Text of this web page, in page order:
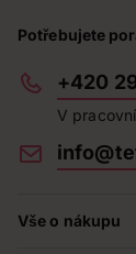
Potřebujete
+420
V
Vše o nákupu